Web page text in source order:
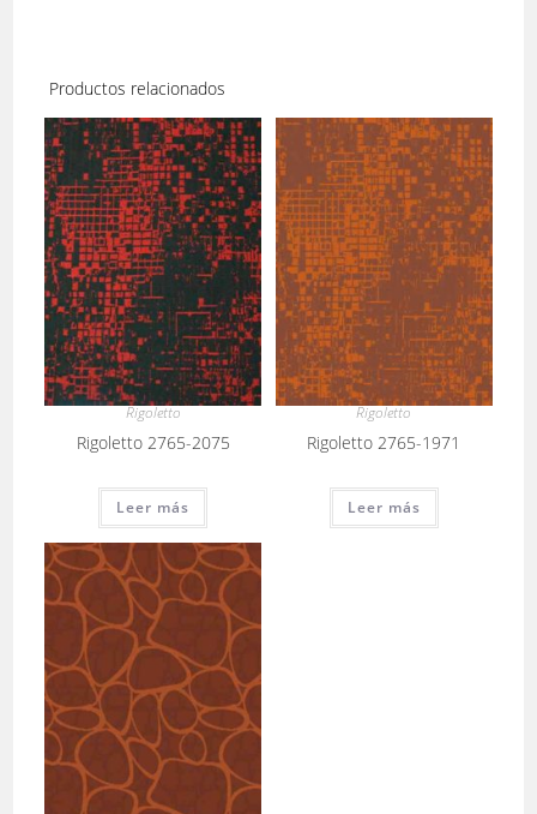
Productos relacionados
Rigoletto
Rigoletto 2765-2075
Leer más
Rigoletto
Rigoletto 2765-1971
Leer más